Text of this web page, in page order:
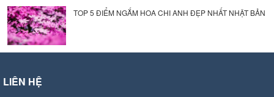
TOP 5 ĐIỂM NGẮM HOA CHI ANH ĐẸP NHẤT NHẬT BẢN
LIÊN HỆ